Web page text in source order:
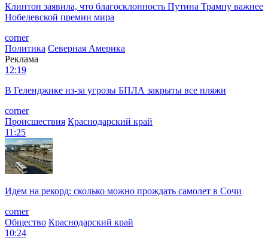
Клинтон заявила, что благосклонность Путина Трампу важнее
Нобелевской премии мира
corner
Политика Северная Америка
Реклама
12:19
В Геленджике из-за угрозы БПЛА закрыты все пляжи
corner
Происшествия Краснодарский край
11:25
Идем на рекорд: сколько можно прождать самолет в Сочи
corner
Общество Краснодарский край
10:24